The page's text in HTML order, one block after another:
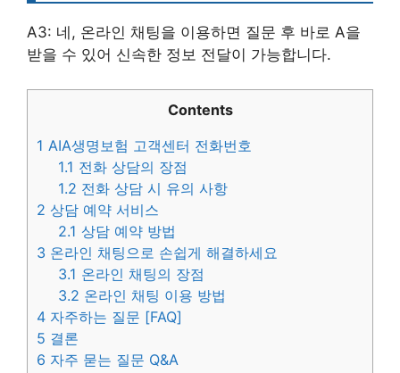
A3: 네, 온라인 채팅을 이용하면 질문 후 바로 A을
받을 수 있어 신속한 정보 전달이 가능합니다.
Contents
1 AIA생명보험 고객센터 전화번호
1.1 전화 상담의 장점
1.2 전화 상담 시 유의 사항
2 상담 예약 서비스
2.1 상담 예약 방법
3 온라인 채팅으로 손쉽게 해결하세요
3.1 온라인 채팅의 장점
3.2 온라인 채팅 이용 방법
4 자주하는 질문 [FAQ]
5 결론
6 자주 묻는 질문 Q&A